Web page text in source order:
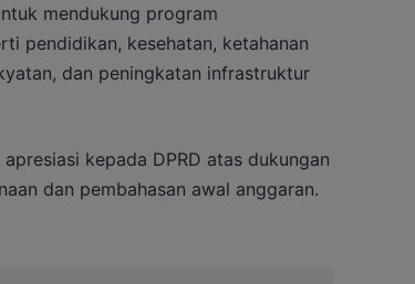
mendukung program
pendidikan, kesehatan, ketahanan
dan peningkatan infrastruktur
kepada DPRD atas dukungan
dan pembahasan awal anggaran.